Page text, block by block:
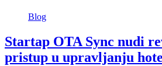
Blog
Startap OTA Sync nudi
pristup u upravljanju